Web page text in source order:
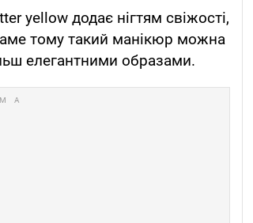
yellow додає нігтям свіжості,
тому такий манікюр можна
елегантними образами.